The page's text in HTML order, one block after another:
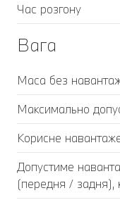
Час розгону
Вага
Маса без
Максимально
Корисне
Допустиме
(передня / задня),